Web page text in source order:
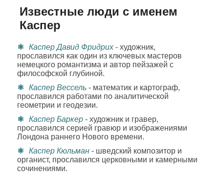
Известные люди с именем
Каспер
Каспер Давид Фридрих- художник,
прославился как один из ключевых мастеров
немецкого романтизма и автор пейзажей с
философской глубиной.
Каспер Вессель - математик и картограф,
прославился работами по аналитической
геометрии и геодезии.
Каспер Баркер - художник и гравер,
прославился серией гравюр и изображениями
Лондона раннего Нового времени.
Каспер Кюльман - шведский композитор и
органист, прославился церковными и камерными
сочинениями.